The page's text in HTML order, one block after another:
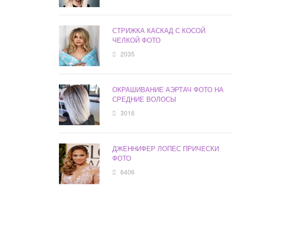
СТРИЖКА КАСКАД С КОСОЙ
ЧЕЛКОЙ ФОТО
2035
ОКРАШИВАНИЕ АЭРТАЧ ФОТО НА
СРЕДНИЕ ВОЛОСЫ
3016
ДЖЕННИФЕР ЛОПЕС ПРИЧЕСКИ
ФОТО
6406